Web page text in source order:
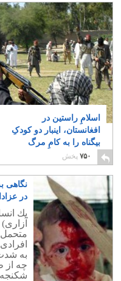
اسلامِ راستین در
افغانستان، اینبار دو کودکِ
بیگناه را به کامِ مرگ
کشاند
۷۵۰ پخش
نگاهی
در
يك
به
چه از